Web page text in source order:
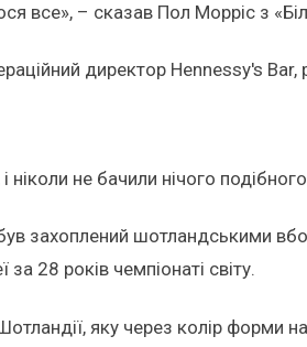
все», – сказав Пол Морріс з
директор Hennessy's
ніколи не бачили нічого
захоплений шотландськими
28 років чемпіонаті світу.
яку через колір форми